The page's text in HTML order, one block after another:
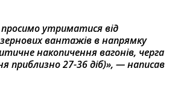
утриматися від
вантажів в напрямку
накопичення вагонів, черга
приблизно 27-36 діб)», — написав